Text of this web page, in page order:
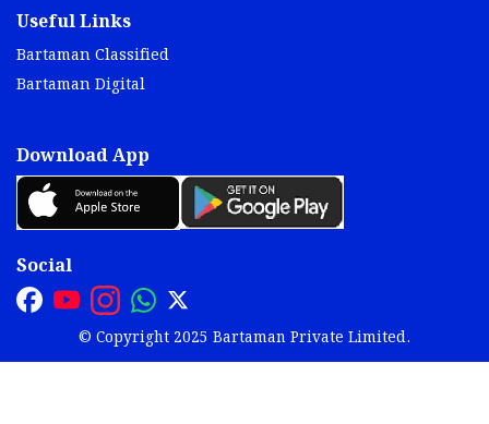
Useful Links
Bartaman Classified
Bartaman Digital
Download App
Social
© Copyright 2025 Bartaman Private Limited.